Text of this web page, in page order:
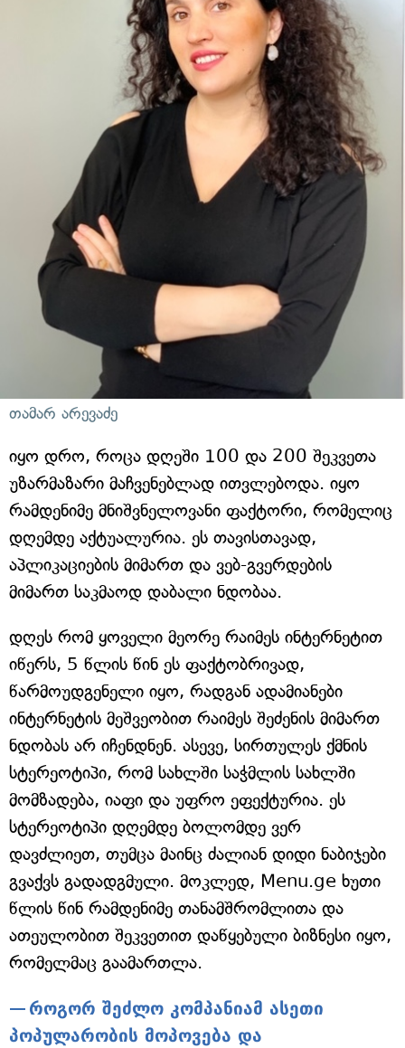
თამარ არევაძე
იყო დრო, როცა დღეში 100 და 200 შეკვეთა
უზარმაზარი მაჩვენებლად ითვლებოდა. იყო
რამდენიმე მნიშვნელოვანი ფაქტორი, რომელიც
დღემდე აქტუალურია. ეს თავისთავად,
აპლიკაციების მიმართ და ვებ-გვერდების
მიმართ საკმაოდ დაბალი ნდობაა.
დღეს რომ ყოველი მეორე რაიმეს ინტერნეტით
იწერს, 5 წლის წინ ეს ფაქტობრივად,
წარმოუდგენელი იყო, რადგან ადამიანები
ინტერნეტის მეშვეობით რაიმეს შეძენის მიმართ
ნდობას არ იჩენდნენ. ასევე, სირთულეს ქმნის
სტერეოტიპი, რომ სახლში საჭმლის სახლში
მომზადება, იაფი და უფრო ეფექტურია. ეს
სტერეოტიპი დღემდე ბოლომდე ვერ
დავძლიეთ, თუმცა მაინც ძალიან დიდი ნაბიჯები
გვაქვს გადადგმული. მოკლედ, Menu.ge ხუთი
წლის წინ რამდენიმე თანამშრომლითა და
ათეულობით შეკვეთით დაწყებული ბიზნესი იყო,
რომელმაც გაამართლა.
როგორ შეძლო კომპანიამ ასეთი
პოპულარობის მოპოვება და